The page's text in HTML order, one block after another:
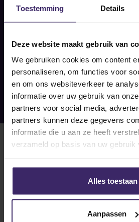
Toestemming Details
Deze website maakt gebruik van
We gebruiken cookies om content
personaliseren, om functies voor
en om ons websiteverkeer te
informatie over uw gebruik van
partners voor social media,
partners kunnen deze gegevens
informatie die u aan ze heeft
verzameld op basis van uw gebruik
Alles toestaan
Aanpassen